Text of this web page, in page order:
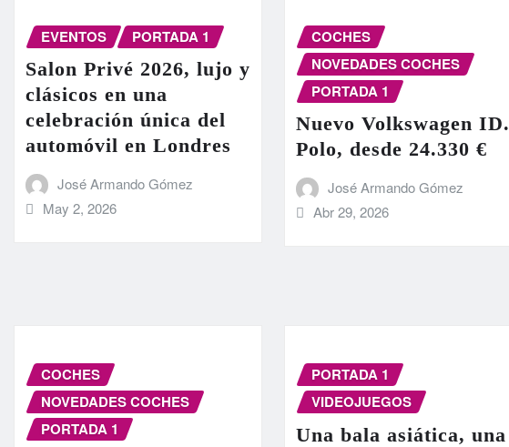
EVENTOS PORTADA 1
Salon Privé 2026, lujo y
clásicos en una
celebración única del
automóvil en Londres
José Armando Gómez
May 2, 2026
COCHES
NOVEDADES COCHES
PORTADA 1
Nuevo Volkswagen ID.
Polo, desde 24.330 €
José Armando Gómez
Abr 29, 2026
COCHES
NOVEDADES COCHES
PORTADA 1
PORTADA 1
VIDEOJUEGOS
Una bala asiática, una